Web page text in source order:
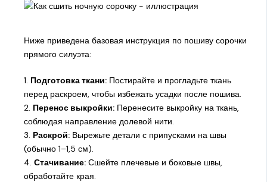
Ниже приведена базовая инструкция по пошиву сорочки
прямого силуэта:
1. Подготовка ткани:Постирайте и прогладьте ткань
перед раскроем, чтобы избежать усадки после пошива.
2. Перенос выкройки:Перенесите выкройку на ткань,
соблюдая направление долевой нити.
3. Раскрой:Вырежьте детали с припусками на швы
(обычно 1–1,5 см).
4. Стачивание:Сшейте плечевые и боковые швы,
обработайте края.